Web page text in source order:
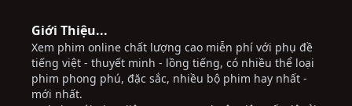
Giới Thiệu...
Xem phim online chất lượng cao miễn phí với phụ đề
tiếng việt - thuyết minh - lồng tiếng, có nhiều thể loại
phim phong phú, đặc sắc, nhiều bộ phim hay nhất -
mới nhất.